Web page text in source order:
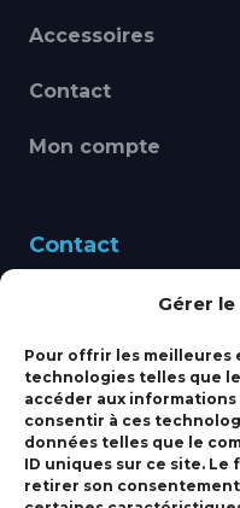
Gérer
Pour offrir les meilleures
technologies telles que
accéder aux
consentir à ces
données telles que le
ID uniques sur ce site.
retirer son
Accessoires
Contact
Mon compte
Contact
460 Avenue
marine.fr
Fixe:04 27 50